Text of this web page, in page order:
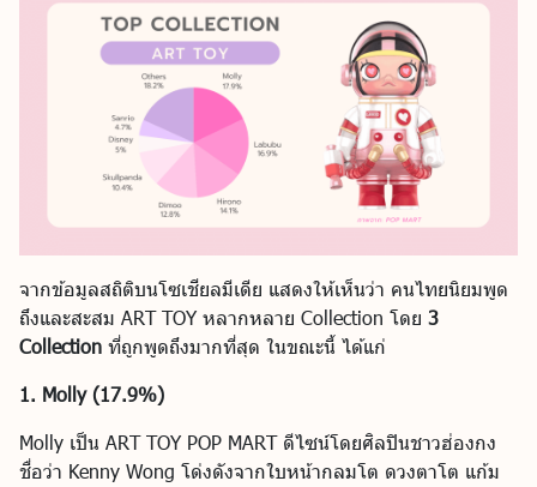
จากข้อมูลสถิติบนโซเชียลมีเดีย แสดงให้เห็นว่า คนไทยนิยมพูด
ถึงและสะสม ART TOY หลากหลาย Collection โดย 3
Collection ที่ถูกพูดถึงมากที่สุด ในขณะนี้ ได้แก่
1. Molly (17.9%)
Molly เป็น ART TOY POP MART ดีไซน์โดยศิลปินชาวฮ่องกง
ชื่อว่า Kenny Wong โด่งดังจากใบหน้ากลมโต ดวงตาโต แก้ม